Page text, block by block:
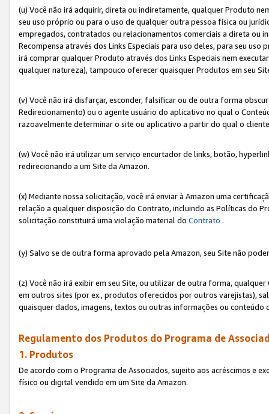
(u) Você não irá adquirir, direta ou indiretamente, qualquer Produto
seu uso próprio ou para o uso de qualquer outra pessoa física ou
empregados, contratados ou relacionamentos comerciais a direta ou
Recompensa através dos Links Especiais para uso deles, para seu
irá comprar qualquer Produto através dos Links Especiais nem
qualquer natureza), tampouco oferecer quaisquer Produtos em seu
(v) Você não irá disfarçar, esconder, falsificar ou de outra forma
Redirecionamento) ou o agente usuário do aplicativo no qual o
razoavelmente determinar o site ou aplicativo a partir do qual o
(w) Você não irá utilizar um serviço encurtador de links, botão,
redirecionando a um Site da Amazon.
(x) Mediante nossa solicitação, você irá enviar à Amazon uma
relação a qualquer disposição do Contrato, incluindo as Políticas do
solicitação constituirá uma violação material do Contrato .
(y) Salvo se de outra forma aprovado pela Amazon, seu Site não
(z) Você não irá exibir em seu Site, ou utilizar de outra forma,
em outros sites (por ex., produtos oferecidos por outros varejistas),
quaisquer dados, imagens, textos ou outras informações ou
Regulamento dos Produtos do Programa de
1. Produtos
De acordo com o Programa de Associados, sujeito aos acréscimos e
físico ou digital vendido em um Site da Amazon.